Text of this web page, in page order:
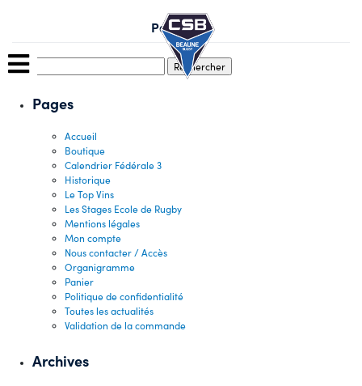
Paul Pillot
Pages
Accueil
Boutique
Calendrier Fédérale 3
Historique
Le Top Vins
Les Stages Ecole de Rugby
Mentions légales
Mon compte
Nous contacter / Accès
Organigramme
Panier
Politique de confidentialité
Toutes les actualités
Validation de la commande
Archives